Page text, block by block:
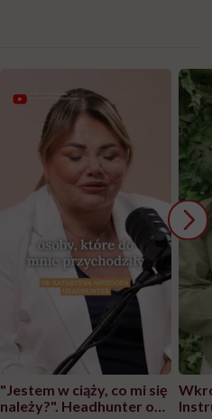
"Jestem w ciąży, co mi się
należy?". Headhunter o